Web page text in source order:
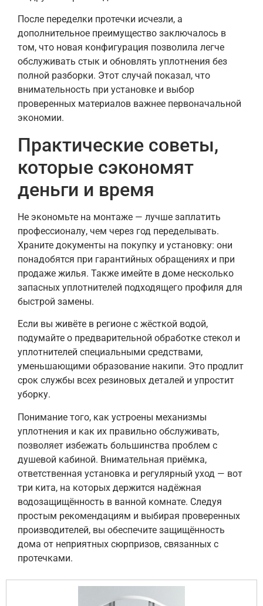
После переделки протечки исчезли, а
дополнительное преимущество заключалось в
том, что новая конфигурация позволила легче
обслуживать стык и обновлять уплотнения без
полной разборки. Этот случай показал, что
внимательность при установке и выбор
проверенных материалов важнее первоначальной
экономии.
Практические советы,
которые сэкономят
деньги и время
Не экономьте на монтаже — лучше заплатить
профессионалу, чем через год переделывать.
Храните документы на покупку и установку: они
понадобятся при гарантийных обращениях и при
продаже жилья. Также имейте в доме несколько
запасных уплотнителей подходящего профиля для
быстрой замены.
Если вы живёте в регионе с жёсткой водой,
подумайте о предварительной обработке стекол и
уплотнителей специальными средствами,
уменьшающими образование накипи. Это продлит
срок службы всех резиновых деталей и упростит
уборку.
Понимание того, как устроены механизмы
уплотнения и как их правильно обслуживать,
позволяет избежать большинства проблем с
душевой кабиной. Внимательная приёмка,
ответственная установка и регулярный уход — вот
три кита, на которых держится надёжная
водозащищённость в ванной комнате. Следуя
простым рекомендациям и выбирая проверенных
производителей, вы обеспечите защищённость
дома от неприятных сюрпризов, связанных с
протечками.